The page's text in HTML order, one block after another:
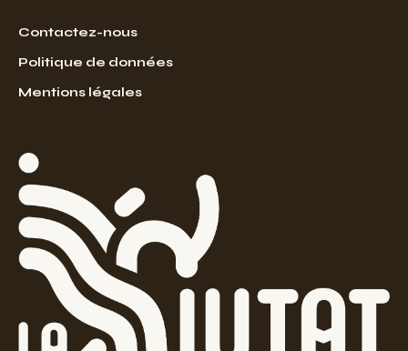
Contactez-nous
Politique de données
Mentions légales